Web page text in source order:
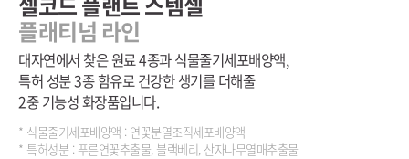
플래티넘 라인
대자연에서 찾은 원료 4종과 식물줄기세포배양액,
특허 성분 3종 함유로 건강한 생기를 더해줄
2중 기능성 화장품입니다.
* 식물줄기세포배양액 : 연꽃분열조직세포배양액
* 특허성분 : 푸른연꽃추출물, 블랙베리, 산자나무열매추출물